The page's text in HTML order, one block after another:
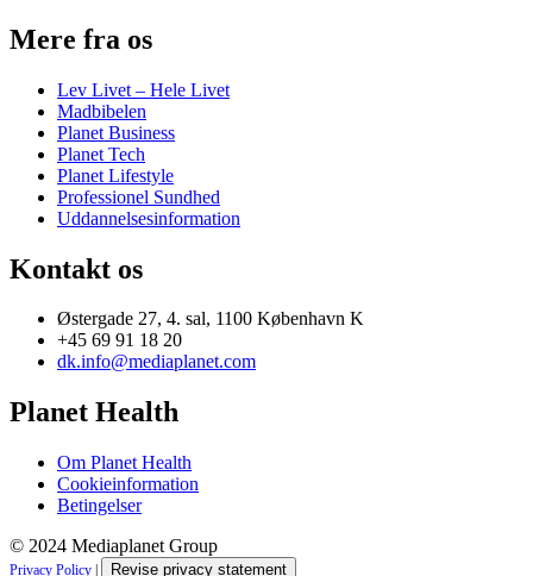
Mere fra os
Lev Livet – Hele Livet
Madbibelen
Planet Business
Planet Tech
Planet Lifestyle
Professionel Sundhed
Uddannelsesinformation
Kontakt os
Østergade 27, 4. sal, 1100 København K
+45 69 91 18 20
dk.info@mediaplanet.com
Planet Health
Om Planet Health
Cookieinformation
Betingelser
© 2024 Mediaplanet Group
Privacy Policy Revise privacy statement